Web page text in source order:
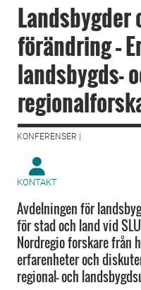
Landsbygder
förändring –
landsbygds-
KONFERENSER |
KONTAKT
Avdelningen för
för stad och land vid
Nordregio forskare från
erfarenheter och
regional- och